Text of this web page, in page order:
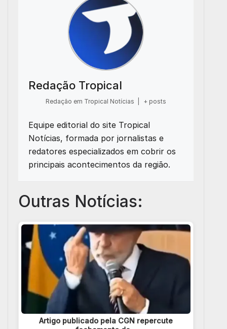
Redação Tropical
Redação em Tropical Notícias + posts
Equipe editorial do site Tropical
Notícias, formada por jornalistas e
redatores especializados em cobrir os
principais acontecimentos da região.
Outras Notícias:
Artigo publicado pela CGN repercute